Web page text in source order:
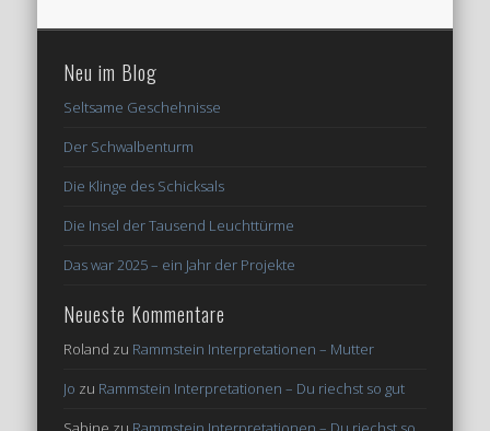
Neu im Blog
Seltsame Geschehnisse
Der Schwalbenturm
Die Klinge des Schicksals
Die Insel der Tausend Leuchttürme
Das war 2025 – ein Jahr der Projekte
Neueste Kommentare
Roland zu Rammstein Interpretationen – Mutter
Jo zu Rammstein Interpretationen – Du riechst so gut